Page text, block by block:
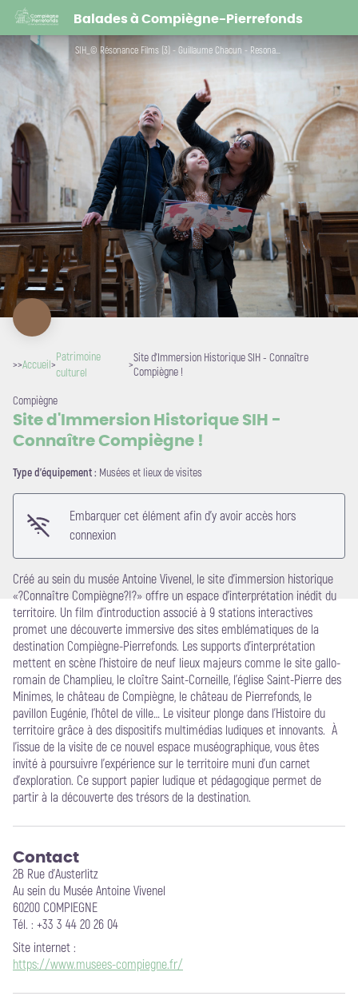
Balades à Compiègne-Pierrefonds
SIH_© Résonance Films (3) - Guillaume Chacun - Resonance Films
Voir l'image en plein écran
>>Accueil>
Patrimoine
culturel
>
Site d'Immersion Historique SIH - Connaître
Compiègne !
Compiègne
Site d'Immersion Historique SIH -
Connaître Compiègne !
Type d'équipement : Musées et lieux de visites
Embarquer cet élément afin d'y avoir accès hors
connexion
Créé au sein du musée Antoine Vivenel, le site d’immersion historique
«?Connaître Compiègne?!?» offre un espace d’interprétation inédit du
territoire. Un film d’introduction associé à 9 stations interactives
promet une découverte immersive des sites emblématiques de la
destination Compiègne-Pierrefonds. Les supports d’interprétation
mettent en scène l’histoire de neuf lieux majeurs comme le site gallo-
romain de Champlieu, le cloître Saint-Corneille, l’église Saint-Pierre des
Minimes, le château de Compiègne, le château de Pierrefonds, le
pavillon Eugénie, l’hôtel de ville… Le visiteur plonge dans l’Histoire du
territoire grâce à des dispositifs multimédias ludiques et innovants. À
l’issue de la visite de ce nouvel espace muséographique, vous êtes
invité à poursuivre l’expérience sur le territoire muni d’un carnet
d’exploration. Ce support papier ludique et pédagogique permet de
partir à la découverte des trésors de la destination.
Contact
2B Rue d'Austerlitz
Au sein du Musée Antoine Vivenel
60200 COMPIEGNE
Tél. : +33 3 44 20 26 04
Site internet :
https://www.musees-compiegne.fr/